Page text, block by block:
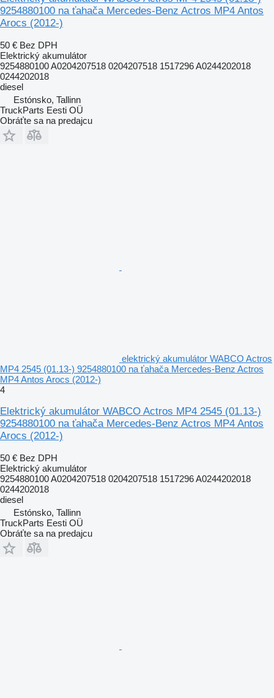
9254880100 na ťahača Mercedes-Benz Actros MP4 Antos
Arocs (2012-)
50 € Bez DPH
Elektrický akumulátor
9254880100 A0204207518 0204207518 1517296 A0244202018
0244202018
diesel
Estónsko, Tallinn
TruckParts Eesti OÜ
Obráťte sa na predajcu
elektrický akumulátor WABCO Actros
MP4 2545 (01.13-) 9254880100 na ťahača Mercedes-Benz Actros
MP4 Antos Arocs (2012-)
4
Elektrický akumulátor WABCO Actros MP4 2545 (01.13-)
9254880100 na ťahača Mercedes-Benz Actros MP4 Antos
Arocs (2012-)
50 € Bez DPH
Elektrický akumulátor
9254880100 A0204207518 0204207518 1517296 A0244202018
0244202018
diesel
Estónsko, Tallinn
TruckParts Eesti OÜ
Obráťte sa na predajcu